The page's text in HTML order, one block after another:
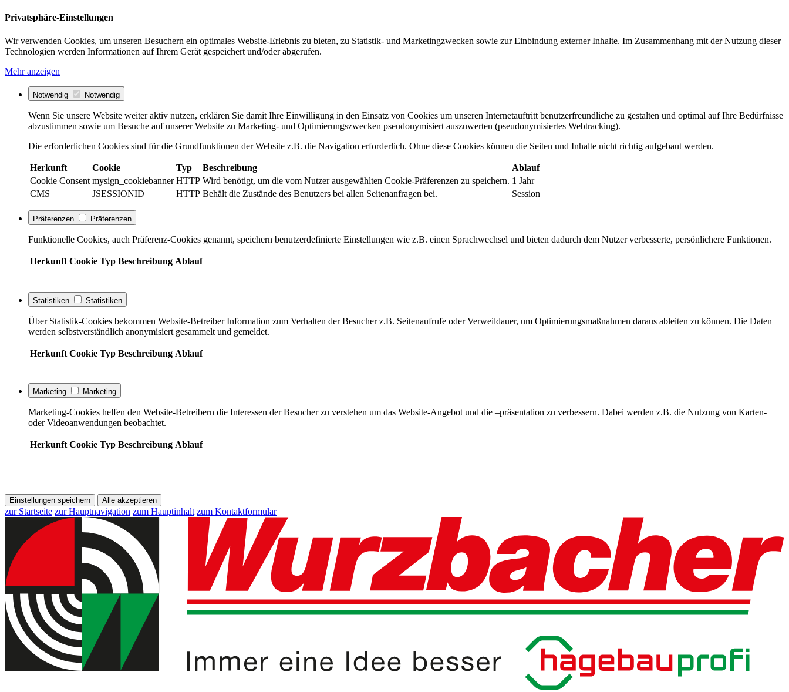
Privatsphäre-Einstellungen
Wir verwenden Cookies, um unseren Besuchern ein optimales Website-Erlebnis zu bieten, zu Statistik- und Marketingzwecken sowie zur Einbindung externer Inhalte. Im Zusammenhang mit der Nutzung dieser
Technologien werden Informationen auf Ihrem Gerät gespeichert und/oder abgerufen.
Mehr anzeigen
Notwendig Notwendig
Wenn Sie unsere Website weiter aktiv nutzen, erklären Sie damit Ihre Einwilligung in den Einsatz von Cookies um unseren Internetauftritt benutzerfreundliche zu gestalten und optimal auf Ihre Bedürfnisse
abzustimmen sowie um Besuche auf unserer Website zu Marketing- und Optimierungszwecken pseudonymisiert auszuwerten (pseudonymisiertes Webtracking).
Die erforderlichen Cookies sind für die Grundfunktionen der Website z.B. die Navigation erforderlich. Ohne diese Cookies können die Seiten und Inhalte nicht richtig aufgebaut werden.
Herkunft Cookie Typ Beschreibung
Ablauf
Cookie Consent mysign_cookiebanner HTTP Wird benötigt, um die vom Nutzer ausgewählten Cookie-Präferenzen zu speichern. 1 Jahr
CMS
JSESSIONID HTTP Behält die Zustände des Benutzers bei allen Seitenanfragen bei. Session
Präferenzen Präferenzen
Funktionelle Cookies, auch Präferenz-Cookies genannt, speichern benutzerdefinierte Einstellungen wie z.B. einen Sprachwechsel und bieten dadurch dem Nutzer verbesserte, persönlichere Funktionen.
Herkunft Cookie Typ Beschreibung Ablauf
Statistiken Statistiken
Über Statistik-Cookies bekommen Website-Betreiber Information zum Verhalten der Besucher z.B. Seitenaufrufe oder Verweildauer, um Optimierungsmaßnahmen daraus ableiten zu können. Die Daten
werden selbstverständlich anonymisiert gesammelt und gemeldet.
Herkunft Cookie Typ Beschreibung Ablauf
Marketing Marketing
Marketing-Cookies helfen den Website-Betreibern die Interessen der Besucher zu verstehen um das Website-Angebot und die –präsentation zu verbessern. Dabei werden z.B. die Nutzung von Karten-
oder Videoanwendungen beobachtet.
Herkunft Cookie Typ Beschreibung Ablauf
Einstellungen speichern Alle akzeptieren
zur Startseite zur Hauptnavigation zum Hauptinhalt zum Kontaktformular